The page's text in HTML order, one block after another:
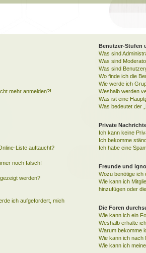
mehr anmelden?!
Liste auftaucht?
noch falsch!
werden?
ich aufgefordert, mich
Benutzer-Stufen
Was sind
Was sind
Was sind
Wo finde ich die
Wie werde ich
Weshalb werden
Was ist eine
Was bedeutet der
Private
Ich kann keine
Ich bekomme
Ich habe eine
Freunde und
Wozu benötige ich
Wie kann ich
hinzufügen oder
Die Foren
Wie kann ich ein
Weshalb erhalte
Warum bekomme
Wie kann ich nach
Wie kann ich